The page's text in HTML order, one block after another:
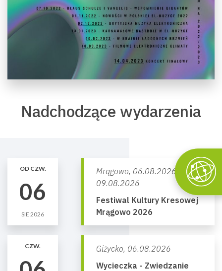
Nadchodzące wydarzenia
OD CZW.
06
SIE 2026
Mrągowo, 06.08.2026 -
09.08.2026
Festiwal Kultury Kresowej
Mrągowo 2026
CZW. Giżycko, 06.08.2026
Wycieczka - Zwiedzanie